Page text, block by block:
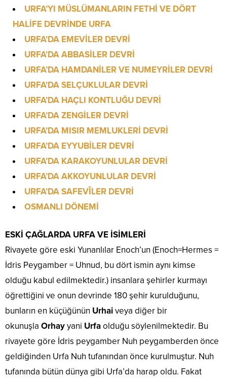
URFA’YI MÜSLÜMANLARIN FETHİ VE DÖRT
HALİFE DEVRİNDE URFA
URFA’DA EMEVİLER DEVRİ
URFA’DA ABBASİLER DEVRİ
URFA’DA HAMDANİLER VE NUMEYRİLER DEVRİ
URFA’DA SELÇUKLULAR DEVRİ
URFA’DA HAÇLI KONTLUĞU DEVRİ
URFA’DA ZENGİLER DEVRİ
URFA’DA MISIR MEMLUKLERİ DEVRİ
URFA’DA EYYUBİLER DEVRİ
URFA’DA KARAKOYUNLULAR DEVRİ
URFA’DA AKKOYUNLULAR DEVRİ
URFA’DA SAFEVÎLER DEVRİ
OSMANLI DÖNEMİ
ESKİ ÇAĞLARDA URFA VE İSİMLERİ
Rivayete göre eski Yunanlılar Enoch’un (Enoch=Hermes =
İdris Peygamber = Uhnud, bu dört ismin aynı kimse
olduğu kabul edilmektedir.) insanlara şehirler kurmayı
öğrettiğini ve onun devrinde 180 şehir kurulduğunu,
bunların en küçüğünün Urhaiveya diğer bir
okunuşla Orhayyani Urfaolduğu söylenilmektedir. Bu
rivayete göre İdris peygamber Nuh peygamberden önce
geldiğinden Urfa Nuh tufanından önce kurulmuştur. Nuh
tufanında bütün dünya gibi Urfa’da harap oldu. Fakat